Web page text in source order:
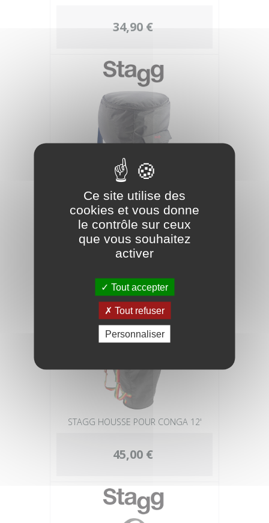
34,90 €
STAGG HOUSSE POUR DJEMBE 16'
52,00 €
STAGG HOUSSE POUR CONGA 12'
45,00 €
Ce site utilise des
cookies et vous donne
le contrôle sur ceux
que vous souhaitez
activer
Tout accepter
Tout refuser
Personnaliser